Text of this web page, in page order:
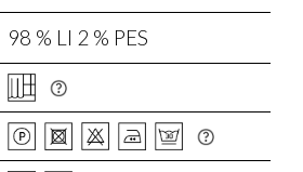
98 % LI 2 % PES